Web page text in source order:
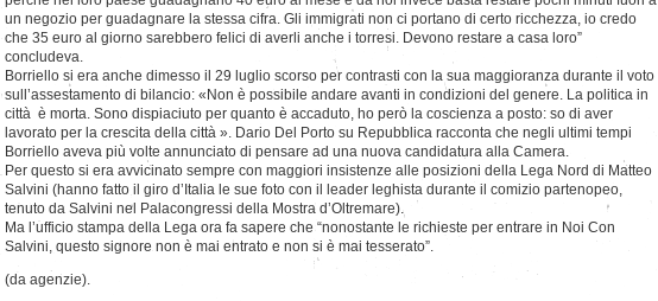
un negozio per guadagnare la stessa cifra. Gli immigrati non ci portano di certo ricchezza, io credo
che 35 euro al giorno sarebbero felici di averli anche i torresi. Devono restare a casa loro”
concludeva.
Borriello si era anche dimesso il 29 luglio scorso per contrasti con la sua maggioranza durante il voto
sull’assestamento di bilancio: «Non è possibile andare avanti in condizioni del genere. La politica in
città è morta. Sono dispiaciuto per quanto è accaduto, ho però la coscienza a posto: so di aver
lavorato per la crescita della città ». Dario Del Porto su Repubblica racconta che negli ultimi tempi
Borriello aveva più volte annunciato di pensare ad una nuova candidatura alla Camera.
Per questo si era avvicinato sempre con maggiori insistenze alle posizioni della Lega Nord di Matteo
Salvini (hanno fatto il giro d’Italia le sue foto con il leader leghista durante il comizio partenopeo,
tenuto da Salvini nel Palacongressi della Mostra d’Oltremare).
Ma l’ufficio stampa della Lega ora fa sapere che “nonostante le richieste per entrare in Noi Con
Salvini, questo signore non è mai entrato e non si è mai tesserato”.
(da agenzie).